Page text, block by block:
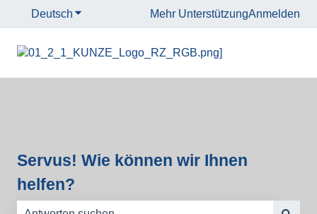
Deutsch Untermenü für Übersetzungen anzeigen
Mehr UnterstützungAnmelden
Servus! Wie können wir Ihnen
helfen?